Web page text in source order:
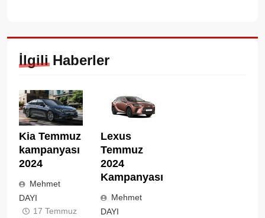
İlgili Haberler
Kia Temmuz
kampanyası
2024
Mehmet
DAYI
17 Temmuz
Lexus
Temmuz
2024
Kampanyası
Mehmet
DAYI